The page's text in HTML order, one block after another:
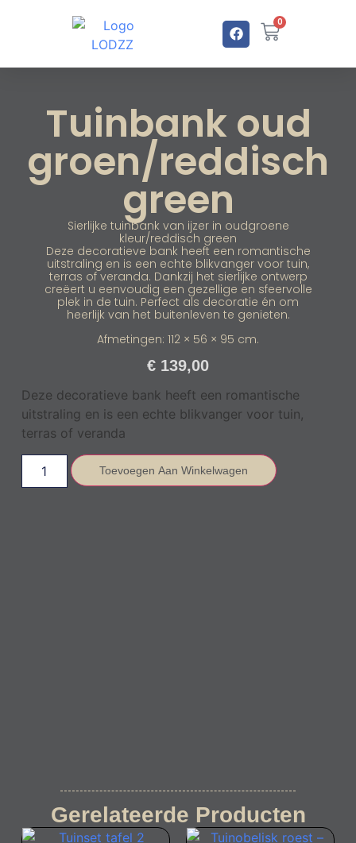
0
Tuinbank oud
groen/reddisch
green
Sierlijke tuinbank van ijzer in oudgroene
kleur/reddisch green
Deze decoratieve bank heeft een romantische
uitstraling en is een echte blikvanger voor tuin,
terras of veranda. Dankzij het sierlijke ontwerp
creëert u eenvoudig een gezellige en sfeervolle
plek in de tuin. Perfect als decoratie én om
heerlijk van het buitenleven te genieten.
Afmetingen: 112 × 56 × 95 cm.
€ 139,00
Deze decoratieve bank heeft een romantische
uitstraling en is een echte blikvanger voor tuin,
terras of veranda
Toevoegen Aan Winkelwagen
Gerelateerde Producten